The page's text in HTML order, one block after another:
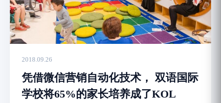
2018.09.26
凭借微信营销自动化技术， 双语国际
学校将65%的家长培养成了KOL